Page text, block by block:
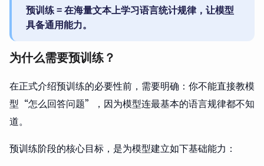
预训练 = 在海量文本上学习语言统计规律，让模型
具备通用能力。
为什么需要预训练？
在正式介绍预训练的必要性前，需要明确：你不能直接教模
型“怎么回答问题”，因为模型连最基本的语言规律都不知
道。
预训练阶段的核心目标，是为模型建立如下基础能力：